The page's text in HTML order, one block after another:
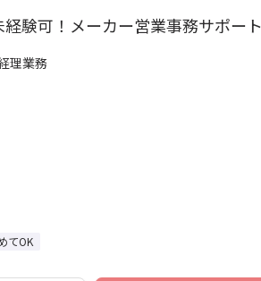
験可！メーカー営業事務サポート
理業務
てOK